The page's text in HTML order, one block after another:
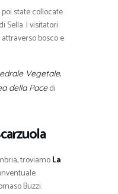
state collocate
Sella. I visitatori
bosco e
Vegetale,
della Pacedi
troviamoLa
Buzzi.